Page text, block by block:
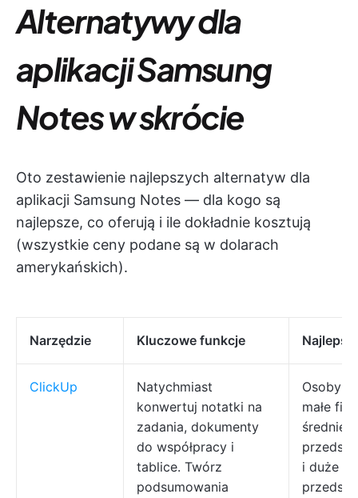
Alternatywy dla
aplikacji Samsung
Notes w skrócie
Oto zestawienie najlepszych alternatyw dla
aplikacji Samsung Notes — dla kogo są
najlepsze, co oferują i ile dokładnie kosztują
(wszystkie ceny podane są w dolarach
amerykańskich).
Narzędzie Kluczowe funkcje
ClickUp
Natychmiast
konwertuj notatki na
zadania, dokumenty
do współpracy i
tablice. Twórz
podsumowania
Osoby
małe
średnie
i duże